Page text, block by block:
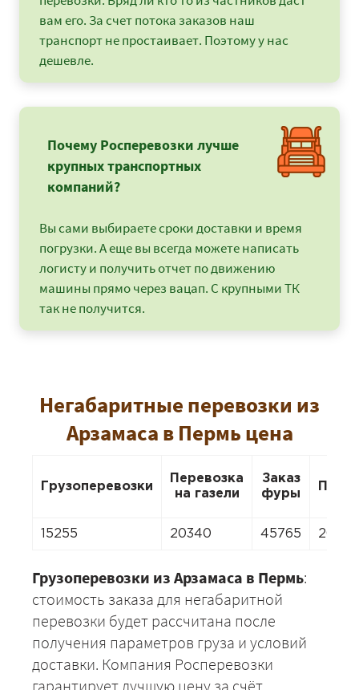
вам его. За счет потока заказов наш
транспорт не простаивает. Поэтому у нас
дешевле.
Почему Росперевозки лучше
крупных транспортных
компаний?
Вы сами выбираете сроки доставки и время
погрузки. А еще вы всегда можете написать
логисту и получить отчет по движению
машины прямо через вацап. С крупными ТК
так не получится.
Негабаритные перевозки из
Арзамаса в Пермь цена
Грузоперевозки
Перевозка
на газели
Заказ
фуры
15255 20340 45765 20340
Грузоперевозки из Арзамаса в Пермь:
стоимость заказа для негабаритной
перевозки будет рассчитана после
получения параметров груза и условий
доставки. Компания Росперевозки
гарантирует лучшую цену за счёт